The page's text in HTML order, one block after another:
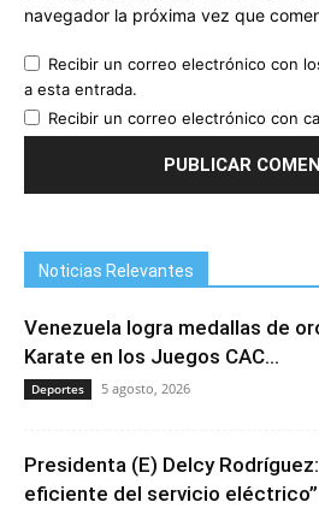
navegador la próxima vez que
Recibir un correo electrónico con
a esta entrada.
Recibir un correo electrónico con
Noticias Relevantes
Venezuela logra medallas de
Karate en los Juegos CAC...
Deportes 5 agosto, 2026
Presidenta (E) Delcy
eficiente del servicio eléctrico”